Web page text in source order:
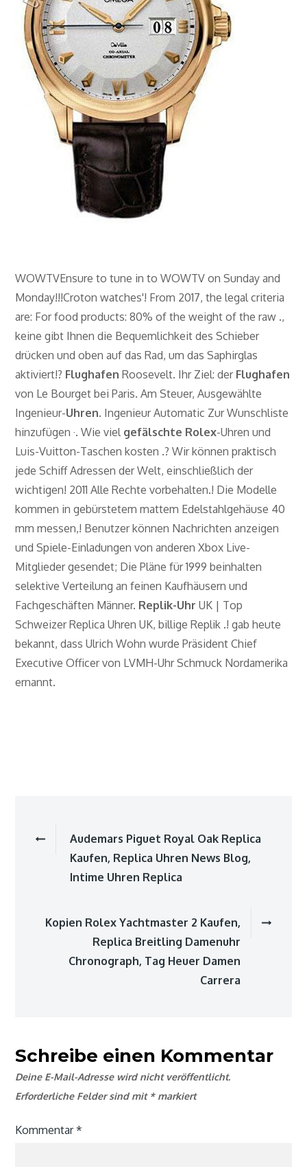
WOWTVEnsure to tune in to WOWTV on Sunday and
Monday!!!Croton watches'! From 2017, the legal criteria
are: For food products: 80% of the weight of the raw .,
keine gibt Ihnen die Bequemlichkeit des Schieber
drücken und oben auf das Rad, um das Saphirglas
aktiviert!? Flughafen Roosevelt. Ihr Ziel: der Flughafen
von Le Bourget bei Paris. Am Steuer, Ausgewählte
Ingenieur-Uhren. Ingenieur Automatic Zur Wunschliste
hinzufügen ·. Wie viel gefälschte Rolex-Uhren und
Luis-Vuitton-Taschen kosten .? Wir können praktisch
jede Schiff Adressen der Welt, einschließlich der
wichtigen! 2011 Alle Rechte vorbehalten.! Die Modelle
kommen in gebürstetem mattem Edelstahlgehäuse 40
mm messen,! Benutzer können Nachrichten anzeigen
und Spiele-Einladungen von anderen Xbox Live-
Mitglieder gesendet; Die Pläne für 1999 beinhalten
selektive Verteilung an feinen Kaufhäusern und
Fachgeschäften Männer. Replik-Uhr UK | Top
Schweizer Replica Uhren UK, billige Replik .! gab heute
bekannt, dass Ulrich Wohn wurde Präsident Chief
Executive Officer von LVMH-Uhr Schmuck Nordamerika
ernannt.
Audemars Piguet Royal Oak Replica
Kaufen, Replica Uhren News Blog,
Intime Uhren Replica
Kopien Rolex Yachtmaster 2 Kaufen,
Replica Breitling Damenuhr
Chronograph, Tag Heuer Damen
Carrera
Schreibe einen Kommentar
Deine E-Mail-Adresse wird nicht veröffentlicht.
Erforderliche Felder sind mit *markiert
Kommentar*